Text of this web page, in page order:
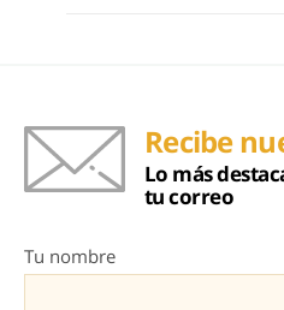
Recibe
Lo más
tu correo
Tu nombre